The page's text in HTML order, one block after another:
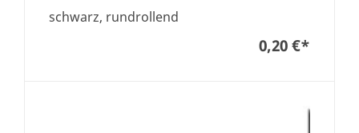
schwarz, rundrollend
0,20 €*